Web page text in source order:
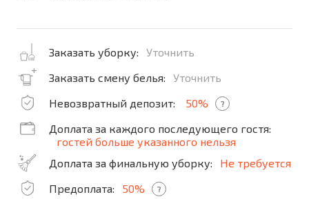
Заказать уборку:
Уточнить
Заказать смену белья:
Уточнить
Невозвратный депозит:
50% ?
Доплата за каждого последующего гостя:
гостей больше указанного нельзя
Доплата за финальную уборку:
Не требуется
Предоплата:
50% ?